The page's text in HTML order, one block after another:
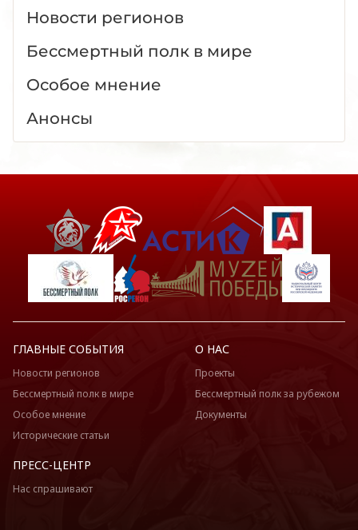
Новости регионов
Бессмертный полк в мире
Особое мнение
Анонсы
ГЛАВНЫЕ СОБЫТИЯ
Новости регионов
Бессмертный полк в мире
Особое мнение
Исторические статьи
О НАС
Проекты
Бессмертный полк за рубежом
Документы
ПРЕСС-ЦЕНТР
Нас спрашивают